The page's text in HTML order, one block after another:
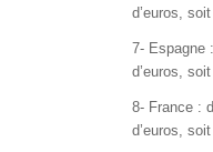
d’euros,
7- Espagne
d’euros,
8- France :
d’euros,